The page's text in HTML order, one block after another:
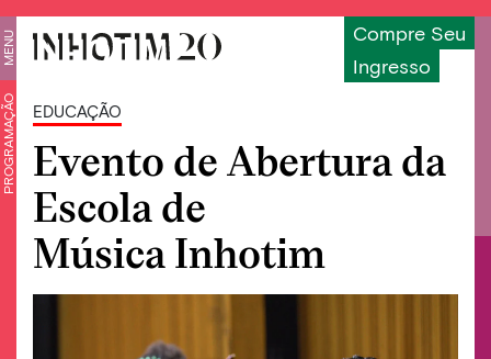
Compre Seu
Ingresso
MENU
PROGRAMAÇÃO EDUCAÇÃO
Evento de Abertura da
Escola de
Música Inhotim